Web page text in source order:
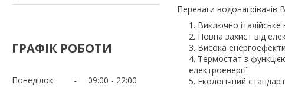
ГРАФІК РОБОТИ
Понеділок 09:00
22:00
Переваги водонагрівачів
Виключно
Повна захист від
Висока
Термостат з
електроенергії
Екологічний